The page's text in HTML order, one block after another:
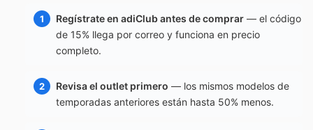
Regístrate en adiClub antes de comprar — el código
de 15% llega por correo y funciona en precio
completo.
Revisa el outlet primero — los mismos modelos de
temporadas anteriores están hasta 50% menos.